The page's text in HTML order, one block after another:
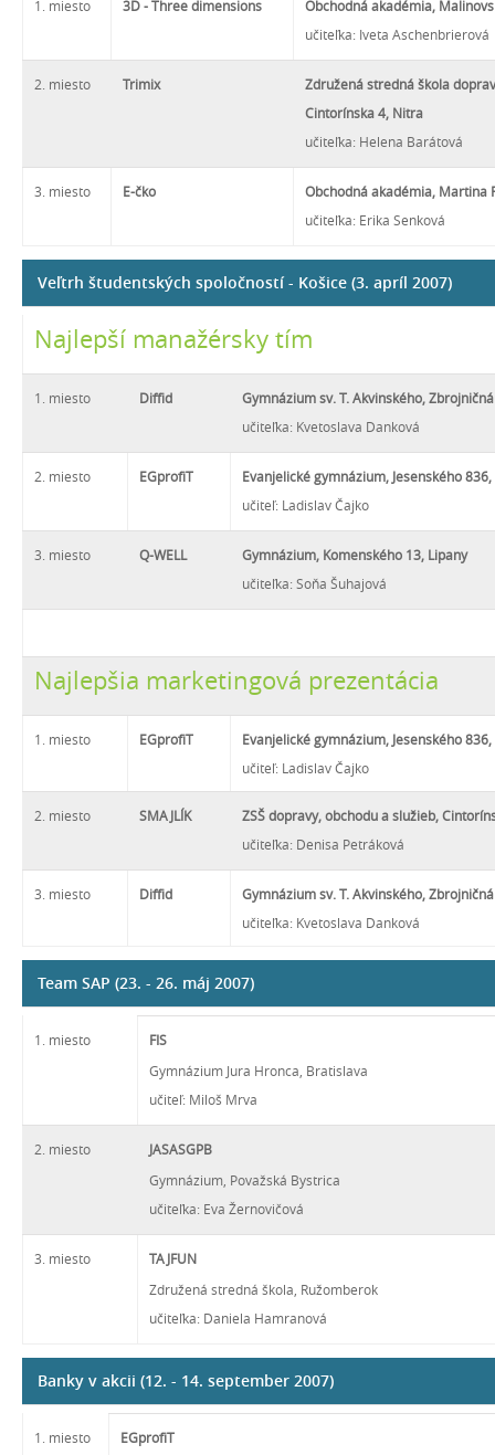
1. miesto 3D - Three dimensions
Obchodná akadémia,
učiteľka: Iveta Aschenbrierová
2. miesto Trimix
Združená stredná škola
Cintorínska 4, Nitra
učiteľka: Helena Barátová
3. miesto E-čko
Obchodná akadémia, Martina
učiteľka: Erika Senková
Veľtrh študentských spoločností - Košice (3. apríl 2007)
Najlepší manažérsky tím
1. miesto Diffid
Gymnázium sv. T. Akvinského,
učiteľka: Kvetoslava Danková
2. miesto EGprofiT
Evanjelické gymnázium, Jesenského
učiteľ: Ladislav Čajko
3. miesto Q-WELL
Gymnázium, Komenského 13, Lipany
učiteľka: Soňa Šuhajová
Najlepšia marketingová prezentácia
1. miesto EGprofiT
Evanjelické gymnázium, Jesenského
učiteľ: Ladislav Čajko
2. miesto SMAJLÍK
ZSŠ dopravy, obchodu a služieb,
učiteľka: Denisa Petráková
3. miesto Diffid
Gymnázium sv. T. Akvinského,
učiteľka: Kvetoslava Danková
Team SAP (23. - 26. máj 2007)
1. miesto
FIS
Gymnázium Jura Hronca, Bratislava
učiteľ: Miloš Mrva
2. miesto
JASASGPB
Gymnázium, Považská Bystrica
učiteľka: Eva Žernovičová
3. miesto
TAJFUN
Združená stredná škola, Ružomberok
učiteľka: Daniela Hamranová
Banky v akcii (12. - 14. september 2007)
1. miesto
EGprofiT